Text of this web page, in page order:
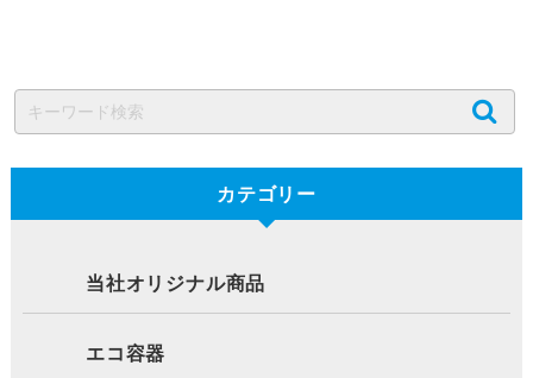
カテゴリー
当社オリジナル商品
エコ容器